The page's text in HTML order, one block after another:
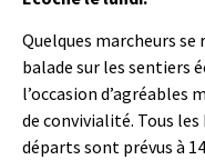
Quelques marcheurs
balade sur les sentiers
l’occasion d’agréables
de convivialité. Tous les
départs sont prévus à